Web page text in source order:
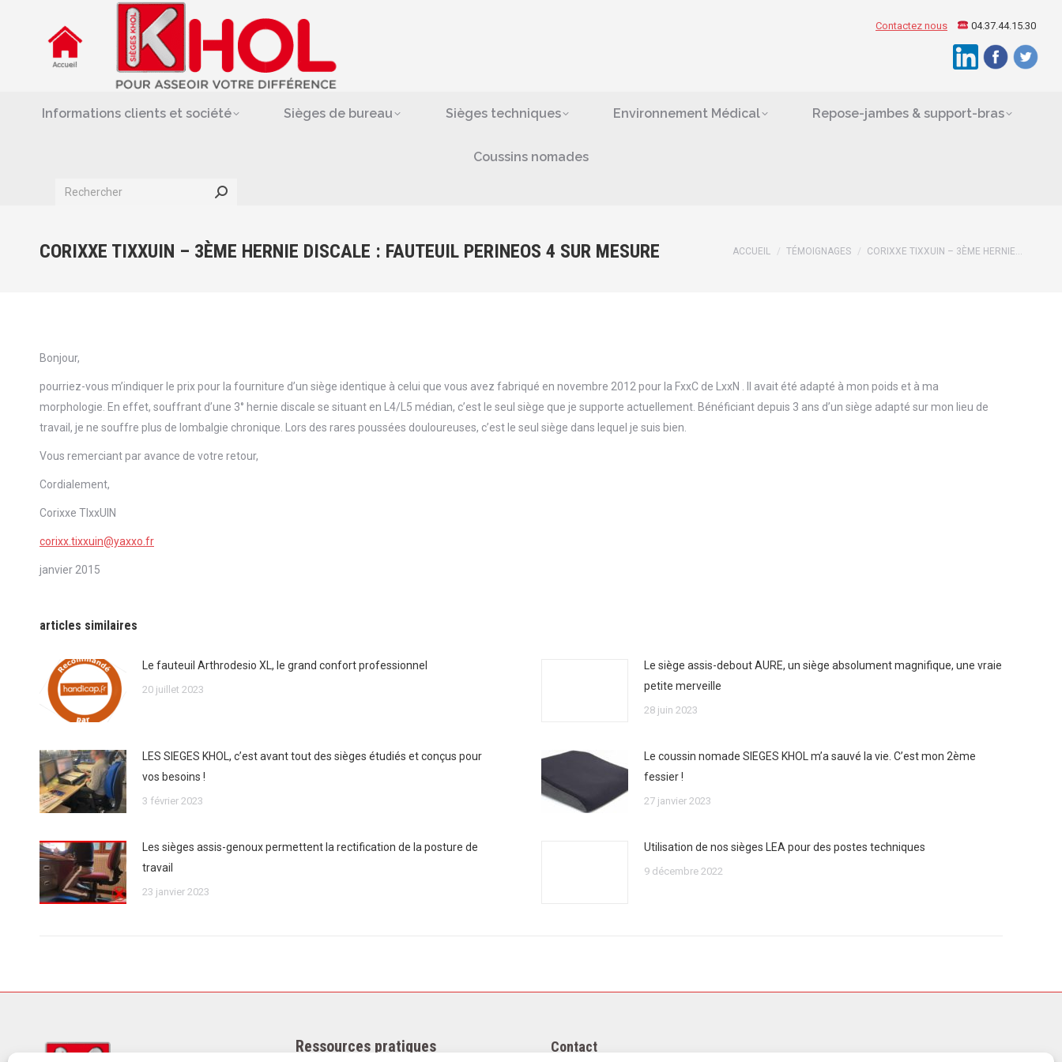
Contactez nous 04.37.44.15.30
Informations clients et société Sièges de bureau Sièges techniques Environnement Médical Repose-jambes & support-bras
Coussins nomades
Search:
CORIXXE TIXXUIN – 3ÈME HERNIE DISCALE : FAUTEUIL PERINEOS 4 SUR MESURE Vous êtes ici :
ACCUEIL TÉMOIGNAGES CORIXXE TIXXUIN – 3ÈME HERNIE…
Bonjour,
pourriez-vous m’indiquer le prix pour la fourniture d’un siège identique à celui que vous avez fabriqué en novembre 2012 pour la FxxC de LxxN . Il avait été adapté à mon poids et à ma
morphologie. En effet, souffrant d’une 3° hernie discale se situant en L4/L5 médian, c’est le seul siège que je supporte actuellement. Bénéficiant depuis 3 ans d’un siège adapté sur mon lieu de
travail, je ne souffre plus de lombalgie chronique. Lors des rares poussées douloureuses, c’est le seul siège dans lequel je suis bien.
Vous remerciant par avance de votre retour,
Cordialement,
Corixxe TIxxUIN
corixx.tixxuin@yaxxo.fr
janvier 2015
articles similaires
Le fauteuil Arthrodesio XL, le grand confort professionnel
20 juillet 2023
Le siège assis-debout AURE, un siège absolument magnifique, une vraie
petite merveille
28 juin 2023
LES SIEGES KHOL, c’est avant tout des sièges étudiés et conçus pour
vos besoins !
3 février 2023
Le coussin nomade SIEGES KHOL m’a sauvé la vie. C’est mon 2ème
fessier !
27 janvier 2023
Les sièges assis-genoux permettent la rectification de la posture de
travail
23 janvier 2023
Utilisation de nos sièges LEA pour des postes techniques
9 décembre 2022
Ressources pratiques Contact
Informations clients et société
Repose-jambes & support-bras